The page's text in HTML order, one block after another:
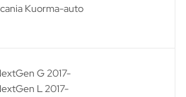
Kuorma-auto
G 2017-
L 2017-